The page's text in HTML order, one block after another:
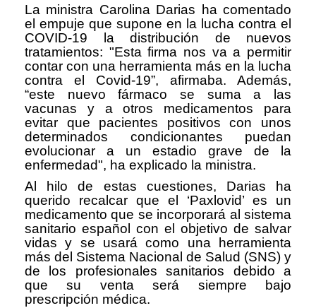
La ministra Carolina Darias ha comentado
el empuje que supone en la lucha contra el
COVID-19 la distribución de nuevos
tratamientos: "Esta firma nos va a permitir
contar con una herramienta más en la lucha
contra el Covid-19”, afirmaba. Además,
“este nuevo fármaco se suma a las
vacunas y a otros medicamentos para
evitar que pacientes positivos con unos
determinados condicionantes puedan
evolucionar a un estadio grave de la
enfermedad", ha explicado la ministra.
Al hilo de estas cuestiones, Darias ha
querido recalcar que el ‘Paxlovid’ es un
medicamento que se incorporará al sistema
sanitario español con el objetivo de salvar
vidas y se usará como una herramienta
más del Sistema Nacional de Salud (SNS) y
de los profesionales sanitarios debido a
que su venta será siempre bajo
prescripción médica.